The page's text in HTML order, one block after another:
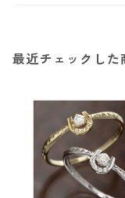
最近チェックした